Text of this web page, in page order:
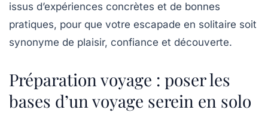
issus d’expériences concrètes et de bonnes
pratiques, pour que votre escapade en solitaire soit
synonyme de plaisir, confiance et découverte.
Préparation voyage : poser les
bases d’un voyage serein en solo